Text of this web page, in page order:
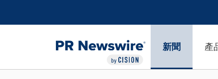
新聞 產